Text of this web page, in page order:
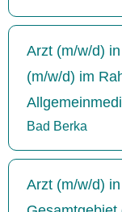
Arzt (m/w/d)
(m/w/d) im
Bad Berka
Arzt (m/w/d)